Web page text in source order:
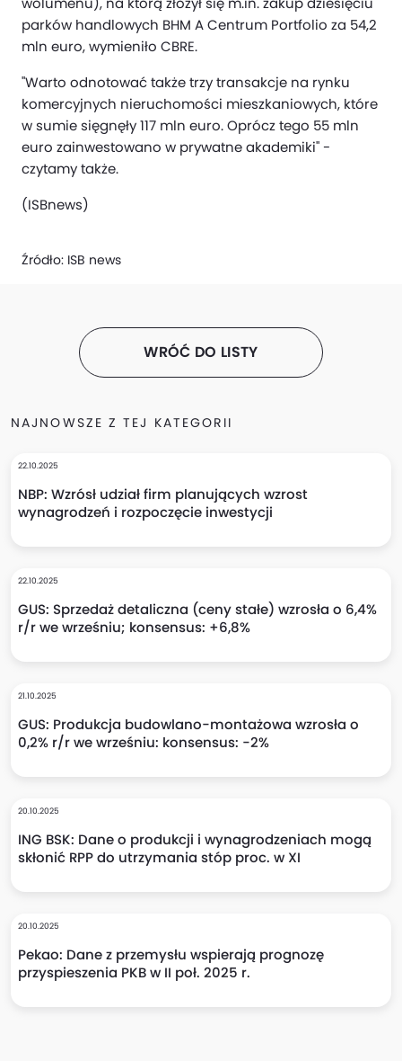
parków handlowych BHM A Centrum Portfolio za 54,2
mln euro, wymieniło CBRE.
"Warto odnotować także trzy transakcje na rynku
komercyjnych nieruchomości mieszkaniowych, które
w sumie sięgnęły 117 mln euro. Oprócz tego 55 mln
euro zainwestowano w prywatne akademiki" -
czytamy także.
(ISBnews)
Źródło: ISB news
WRÓĆ DO LISTY
NAJNOWSZE Z TEJ KATEGORII
22.10.2025
NBP: Wzrósł udział firm planujących wzrost
wynagrodzeń i rozpoczęcie inwestycji
22.10.2025
GUS: Sprzedaż detaliczna (ceny stałe) wzrosła o 6,4%
r/r we wrześniu; konsensus: +6,8%
21.10.2025
GUS: Produkcja budowlano-montażowa wzrosła o
0,2% r/r we wrześniu: konsensus: -2%
20.10.2025
ING BSK: Dane o produkcji i wynagrodzeniach mogą
skłonić RPP do utrzymania stóp proc. w XI
20.10.2025
Pekao: Dane z przemysłu wspierają prognozę
przyspieszenia PKB w II poł. 2025 r.